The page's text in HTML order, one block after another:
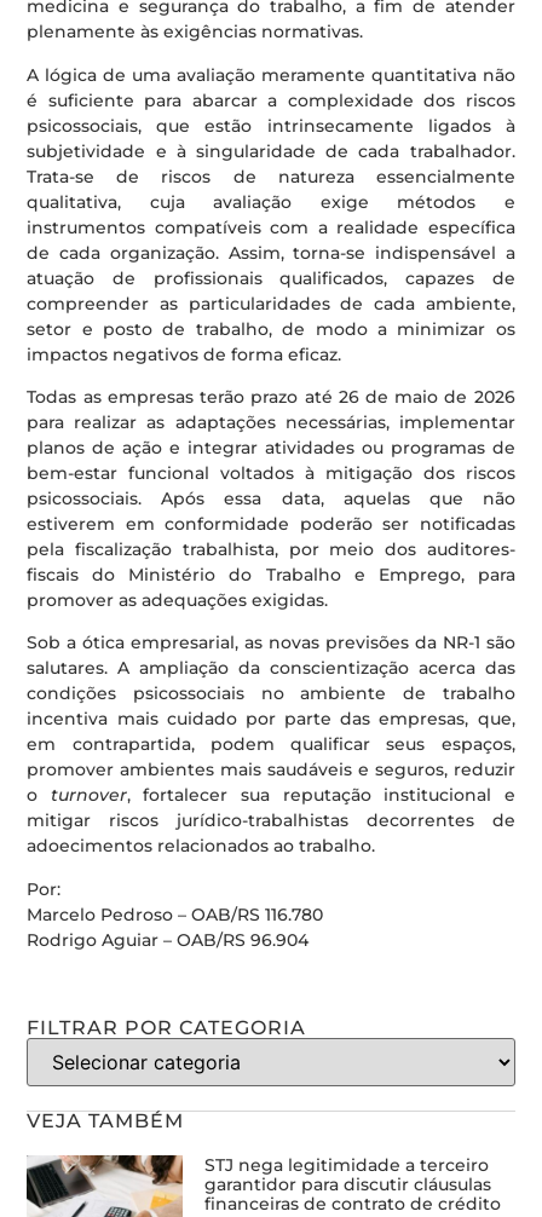
medicina e segurança do trabalho, a fim de atender
plenamente às exigências normativas.
A lógica de uma avaliação meramente quantitativa não
é suficiente para abarcar a complexidade dos riscos
psicossociais, que estão intrinsecamente ligados à
subjetividade e à singularidade de cada trabalhador.
Trata-se de riscos de natureza essencialmente
qualitativa, cuja avaliação exige métodos e
instrumentos compatíveis com a realidade específica
de cada organização. Assim, torna-se indispensável a
atuação de profissionais qualificados, capazes de
compreender as particularidades de cada ambiente,
setor e posto de trabalho, de modo a minimizar os
impactos negativos de forma eficaz.
Todas as empresas terão prazo até 26 de maio de 2026
para realizar as adaptações necessárias, implementar
planos de ação e integrar atividades ou programas de
bem-estar funcional voltados à mitigação dos riscos
psicossociais. Após essa data, aquelas que não
estiverem em conformidade poderão ser notificadas
pela fiscalização trabalhista, por meio dos auditores-
fiscais do Ministério do Trabalho e Emprego, para
promover as adequações exigidas.
Sob a ótica empresarial, as novas previsões da NR-1 são
salutares. A ampliação da conscientização acerca das
condições psicossociais no ambiente de trabalho
incentiva mais cuidado por parte das empresas, que,
em contrapartida, podem qualificar seus espaços,
promover ambientes mais saudáveis e seguros, reduzir
o turnover, fortalecer sua reputação institucional e
mitigar riscos jurídico-trabalhistas decorrentes de
adoecimentos relacionados ao trabalho.
Por:
Marcelo Pedroso – OAB/RS 116.780
Rodrigo Aguiar – OAB/RS 96.904
FILTRAR POR CATEGORIA
VEJA TAMBÉM
STJ nega legitimidade a terceiro
garantidor para discutir cláusulas
financeiras de contrato de crédito